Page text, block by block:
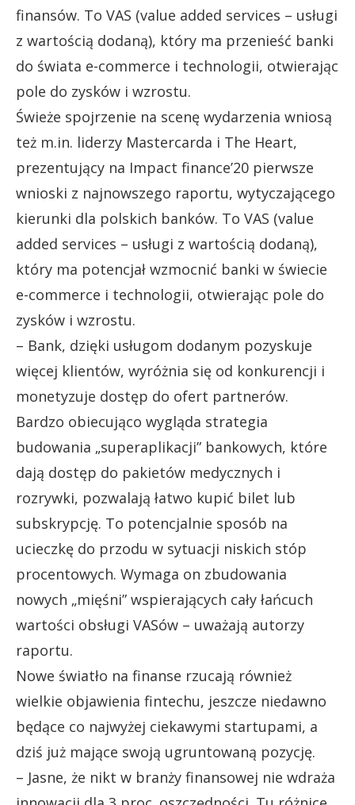
finansów. To VAS (value added services – usługi
z wartością dodaną), który ma przenieść banki
do świata e-commerce i technologii, otwierając
pole do zysków i wzrostu.
Świeże spojrzenie na scenę wydarzenia wniosą
też m.in. liderzy Mastercarda i The Heart,
prezentujący na Impact finance’20 pierwsze
wnioski z najnowszego raportu, wytyczającego
kierunki dla polskich banków. To VAS (value
added services – usługi z wartością dodaną),
który ma potencjał wzmocnić banki w świecie
e-commerce i technologii, otwierając pole do
zysków i wzrostu.
– Bank, dzięki usługom dodanym pozyskuje
więcej klientów, wyróżnia się od konkurencji i
monetyzuje dostęp do ofert partnerów.
Bardzo obiecująco wygląda strategia
budowania „superaplikacji” bankowych, które
dają dostęp do pakietów medycznych i
rozrywki, pozwalają łatwo kupić bilet lub
subskrypcję. To potencjalnie sposób na
ucieczkę do przodu w sytuacji niskich stóp
procentowych. Wymaga on zbudowania
nowych „mięśni” wspierających cały łańcuch
wartości obsługi VASów – uważają autorzy
raportu.
Nowe światło na finanse rzucają również
wielkie objawienia fintechu, jeszcze niedawno
będące co najwyżej ciekawymi startupami, a
dziś już mające swoją ugruntowaną pozycję.
– Jasne, że nikt w branży finansowej nie wdraża